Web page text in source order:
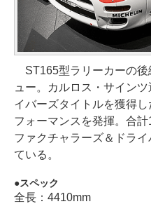
ST165型ラリーカーの後
ュー。カルロス・サイン
イバーズタイトルを獲得
フォーマンスを発揮。合
ファクチャラーズ＆ドラ
ている。
スペック
全長：4410mm